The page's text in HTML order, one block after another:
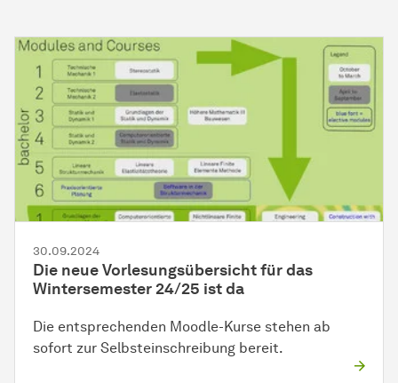
30.09.2024
Die neue Vorlesungsübersicht für das
Wintersemester 24/25 ist da
Die entsprechenden Moodle-Kurse stehen ab
sofort zur Selbsteinschreibung bereit.